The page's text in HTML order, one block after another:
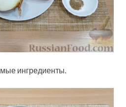
ингредиенты.